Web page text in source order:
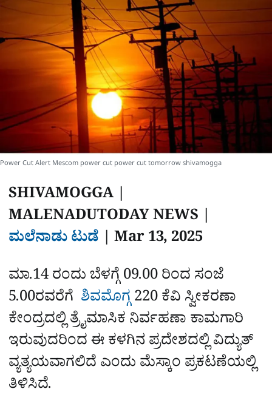
e
Power Cut Alert Mescom power cut power cut tomorrow shivamogga
SHIVAMOGGA |
MALENADUTODAY NEWS |
ಮಲೆನಾಡು ಟುಡೆ |‌‌ Mar 13, 2025
ಮಾ.14 ರಂದು ಬೆಳಗ್ಗೆ 09.00 ರಿಂದ ಸಂಜೆ
5.00ರವರೆಗೆ ಶಿವಮೊಗ್ಗ220 ಕೆವಿ ಸ್ವೀಕರಣಾ
ಕೇಂದ್ರದಲ್ಲಿ ತ್ರೈಮಾಸಿಕ ನಿರ್ವಹಣಾ ಕಾಮಗಾರಿ
ಇರುವುದರಿಂದ ಈ ಕಳಗಿನ ಪ್ರದೇಶದಲ್ಲಿ ವಿದ್ಯುತ್‌
ವ್ಯತ್ಯಯವಾಗಲಿದೆ ಎಂದು ಮೆಸ್ಕಾಂ ಪ್ರಕಟಣೆಯಲ್ಲಿ
ತಿಳಿಸಿದೆ.